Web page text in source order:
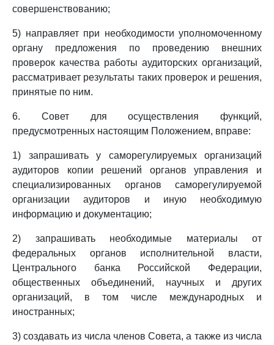
совершенствованию;
5) направляет при необходимости уполномоченному
органу предложения по проведению внешних
проверок качества работы аудиторских организаций,
рассматривает результаты таких проверок и решения,
принятые по ним.
6. Совет для осуществления функций,
предусмотренных настоящим Положением, вправе:
1) запрашивать у саморегулируемых организаций
аудиторов копии решений органов управления и
специализированных органов саморегулируемой
организации аудиторов и иную необходимую
информацию и документацию;
2) запрашивать необходимые материалы от
федеральных органов исполнительной власти,
Центрального банка Российской Федерации,
общественных объединений, научных и других
организаций, в том числе международных и
иностранных;
3) создавать из числа членов Совета, а также из числа